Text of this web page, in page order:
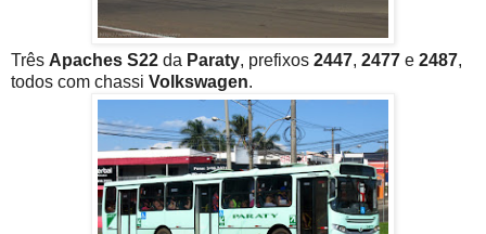
Três Apaches S22 da Paraty, prefixos 2447, 2477 e 2487,
todos com chassi Volkswagen.